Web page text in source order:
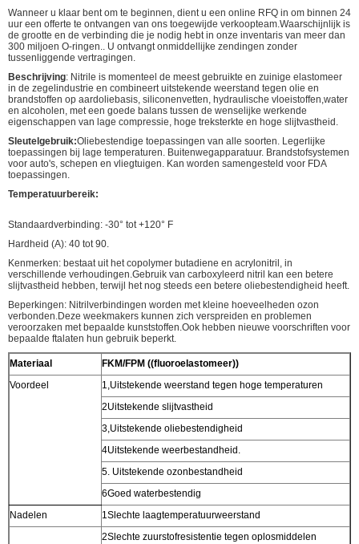
Wanneer u klaar bent om te beginnen, dient u een online RFQ in om binnen 24
uur een offerte te ontvangen van ons toegewijde verkoopteam.Waarschijnlijk is
de grootte en de verbinding die je nodig hebt in onze inventaris van meer dan
300 miljoen O-ringen.. U ontvangt onmiddellijke zendingen zonder
tussenliggende vertragingen.
Beschrijving: Nitrile is momenteel de meest gebruikte en zuinige elastomeer
in de zegelindustrie en combineert uitstekende weerstand tegen olie en
brandstoffen op aardoliebasis, siliconenvetten, hydraulische vloeistoffen,water
en alcoholen, met een goede balans tussen de wenselijke werkende
eigenschappen van lage compressie, hoge treksterkte en hoge slijtvastheid.
Sleutelgebruik:Oliebestendige toepassingen van alle soorten. Legerlijke
toepassingen bij lage temperaturen. Buitenwegapparatuur. Brandstofsystemen
voor auto's, schepen en vliegtuigen. Kan worden samengesteld voor FDA
toepassingen.
Temperatuurbereik:
Standaardverbinding: -30° tot +120° F
Hardheid (A): 40 tot 90.
Kenmerken: bestaat uit het copolymer butadiene en acrylonitril, in
verschillende verhoudingen.Gebruik van carboxyleerd nitril kan een betere
slijtvastheid hebben, terwijl het nog steeds een betere oliebestendigheid heeft.
Beperkingen: Nitrilverbindingen worden met kleine hoeveelheden ozon
verbonden.Deze weekmakers kunnen zich verspreiden en problemen
veroorzaken met bepaalde kunststoffen.Ook hebben nieuwe voorschriften voor
bepaalde ftalaten hun gebruik beperkt.
Materiaal
FKM/FPM ((fluoroelastomeer))
Voordeel
1,Uitstekende weerstand tegen hoge temperaturen
2Uitstekende slijtvastheid
3,Uitstekende oliebestendigheid
4Uitstekende weerbestandheid.
5. Uitstekende ozonbestandheid
6Goed waterbestendig
Nadelen
1Slechte laagtemperatuurweerstand
2Slechte zuurstofresistentie tegen oplosmiddelen